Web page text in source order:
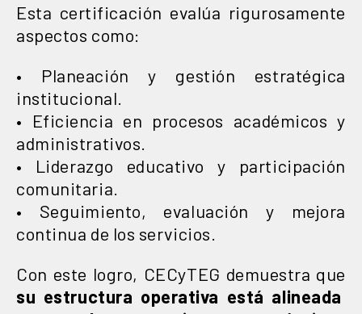
Esta certificación evalúa rigurosamente
aspectos como:
• Planeación y gestión estratégica
institucional.
• Eficiencia en procesos académicos y
administrativos.
• Liderazgo educativo y participación
comunitaria.
• Seguimiento, evaluación y mejora
continua de los servicios.
Con este logro, CECyTEG demuestra que
su estructura operativa está alineada